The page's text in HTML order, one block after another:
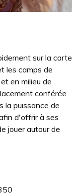
sur la carte
les camps de
en milieu de
conférée
la puissance de
d'offrir à ses
jouer autour de